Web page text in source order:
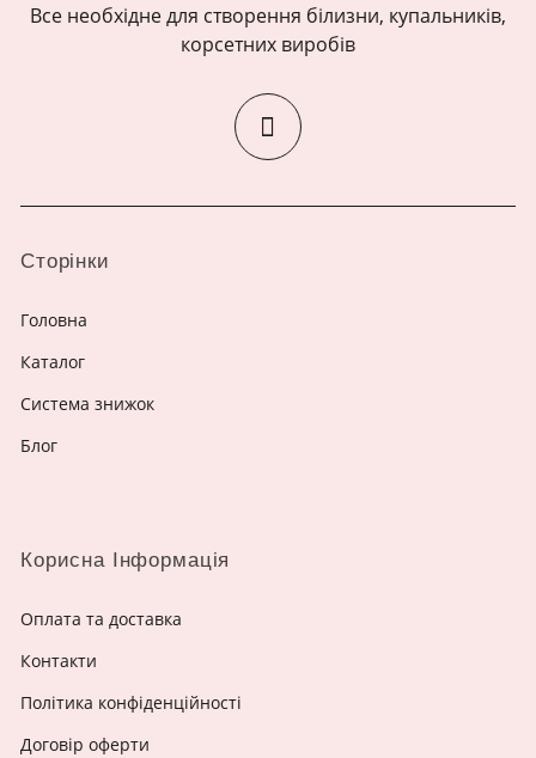
Все необхідне для створення білизни, купальників,
корсетних виробів
Сторінки
Головна
Каталог
Система знижок
Блог
Корисна Інформація
Оплата та доставка
Контакти
Політика конфіденційності
Договір оферти